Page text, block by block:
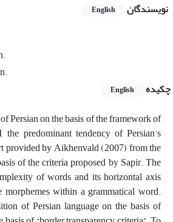
نویسندگان English
چکیده
English
Persian on the basis of the framework of
predominant tendency of Persian's
provided by Aikhenvald (2007) from the
of the criteria proposed by Sapir. The
of words and its horizontal axis
within a grammatical word.
of Persian language on the basis of